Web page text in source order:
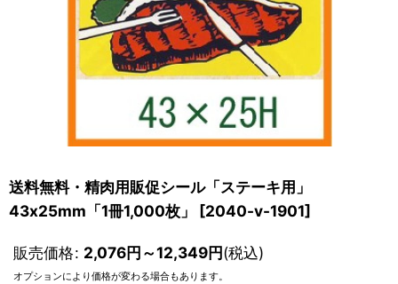
送料無料・精肉用販促シール「ステーキ用」
43x25mm「1冊1,000枚」
[2040-v-1901]
販売価格: 2,076円～12,349円(税込)
オプションにより価格が変わる場合もあります。